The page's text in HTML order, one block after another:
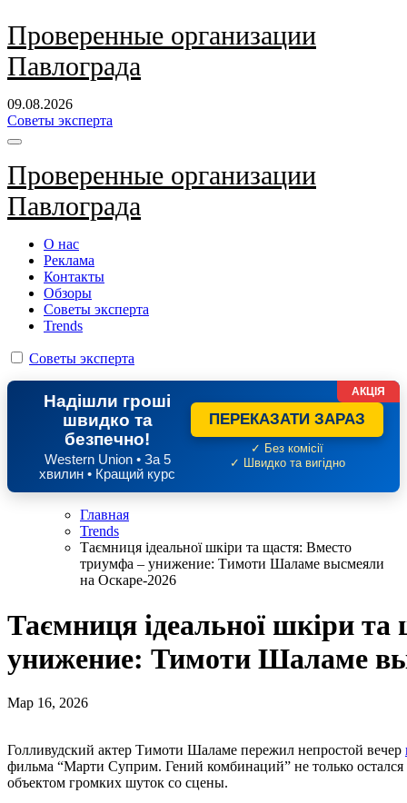
Перейти
к
содержанию
Проверенные организации
Павлограда
09.08.2026
Советы эксперта
Проверенные организации
Павлограда
О нас
Реклама
Контакты
Обзоры
Советы эксперта
Trends
Советы эксперта
Надішли гроші
швидко та
безпечно!
Western Union • За 5
хвилин • Кращий курс
ПЕРЕКАЗАТИ ЗАРАЗ
✓ Без комісії
✓ Швидко та вигідно
АКЦІЯ
Главная
Trends
Таємниця ідеальної шкіри та щастя: Вместо
триумфа – унижение: Тимоти Шаламе высмеяли
на Оскаре-2026
Таємниця ідеальної шкіри
унижение: Тимоти Шаламе
Мар 16, 2026
Голливудский актер Тимоти Шаламе пережил непростой вечер
фильма “Марти Суприм. Гений комбинаций” не только
объектом громких шуток со сцены.